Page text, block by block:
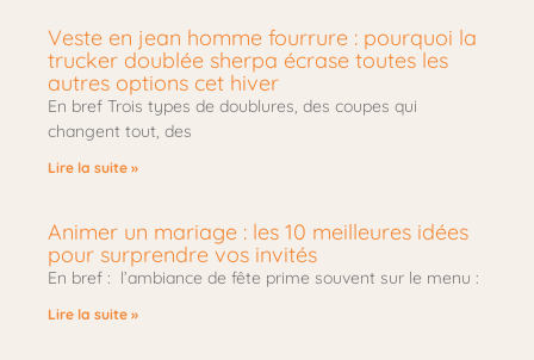
Veste en jean homme fourrure : pourquoi la
trucker doublée sherpa écrase toutes les
autres options cet hiver
En bref Trois types de doublures, des coupes qui
changent tout, des
Lire la suite »
Animer un mariage : les 10 meilleures idées
pour surprendre vos invités
En bref : l’ambiance de fête prime souvent sur le menu :
Lire la suite »